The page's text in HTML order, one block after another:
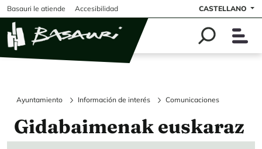
Pasar al contenido principal
Basauri le atiende Accesibilidad CASTELLANO
Ayuntamiento Información de interés Comunicaciones
Gidabaimenak euskaraz